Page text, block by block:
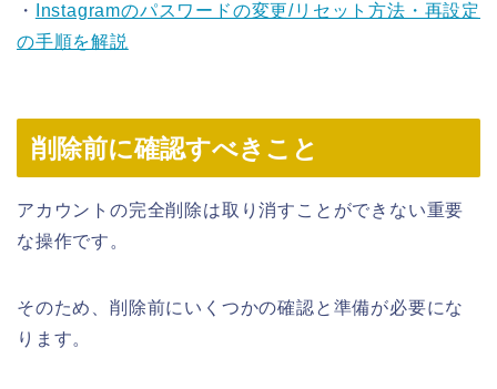
・
Instagramのパスワードの変更/リセット方法・再設定
の手順を解説
削除前に確認すべきこと
アカウントの完全削除は取り消すことができない重要
な操作です。
そのため、削除前にいくつかの確認と準備が必要にな
ります。